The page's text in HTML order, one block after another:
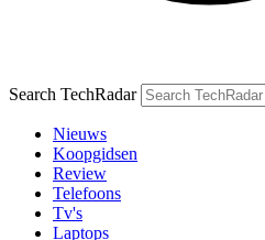
Search TechRadar
Nieuws
Koopgidsen
Review
Telefoons
Tv's
Laptops